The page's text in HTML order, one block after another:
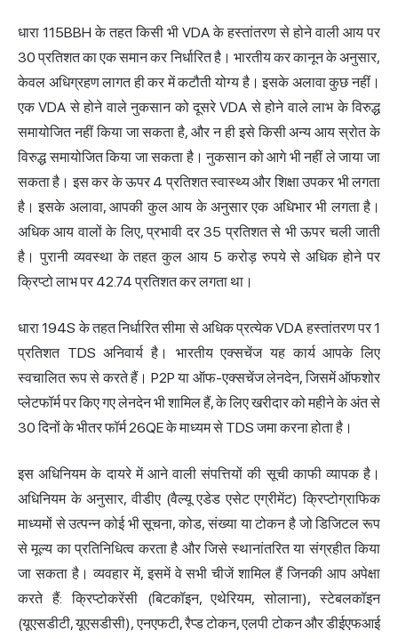
धारा 115BBH के तहत किसी भी VDA के हस्तांतरण से होने वाली आय पर
30 प्रतिशत का एक समान कर निर्धारित है। भारतीय कर कानून के अनुसार,
केवल अधिग्रहण लागत ही कर में कटौती योग्य है। इसके अलावा कुछ नहीं।
एक VDA से होने वाले नुकसान को दूसरे VDA से होने वाले लाभ के विरुद्ध
समायोजित नहीं किया जा सकता है, और न ही इसे किसी अन्य आय स्रोत के
विरुद्ध समायोजित किया जा सकता है। नुकसान को आगे भी नहीं ले जाया जा
सकता है। इस कर के ऊपर 4 प्रतिशत स्वास्थ्य और शिक्षा उपकर भी लगता
है। इसके अलावा, आपकी कुल आय के अनुसार एक अधिभार भी लगता है।
अधिक आय वालों के लिए, प्रभावी दर 35 प्रतिशत से भी ऊपर चली जाती
है। पुरानी व्यवस्था के तहत कुल आय 5 करोड़ रुपये से अधिक होने पर
क्रिप्टो लाभ पर 42.74 प्रतिशत कर लगता था।
धारा 194S के तहत निर्धारित सीमा से अधिक प्रत्येक VDA हस्तांतरण पर 1
प्रतिशत TDS अनिवार्य है। भारतीय एक्सचेंज यह कार्य आपके लिए
स्वचालित रूप से करते हैं। P2P या ऑफ-एक्सचेंज लेनदेन, जिसमें ऑफशोर
प्लेटफॉर्म पर किए गए लेनदेन भी शामिल हैं, के लिए खरीदार को महीने के अंत से
30 दिनों के भीतर फॉर्म 26QE के माध्यम से TDS जमा करना होता है।
इस अधिनियम के दायरे में आने वाली संपत्तियों की सूची काफी व्यापक है।
अधिनियम के अनुसार, वीडीए (वैल्यू एडेड एसेट एग्रीमेंट) क्रिप्टोग्राफिक
माध्यमों से उत्पन्न कोई भी सूचना, कोड, संख्या या टोकन है जो डिजिटल रूप
से मूल्य का प्रतिनिधित्व करता है और जिसे स्थानांतरित या संग्रहीत किया
जा सकता है। व्यवहार में, इसमें वे सभी चीजें शामिल हैं जिनकी आप अपेक्षा
करते हैं: क्रिप्टोकरेंसी (बिटकॉइन, एथेरियम, सोलाना), स्टेबलकॉइन
(यूएसडीटी, यूएसडीसी), एनएफटी, रैप्ड टोकन, एलपी टोकन और डीईएफआई